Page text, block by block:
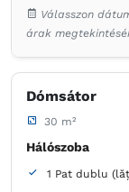
Ingyenes
Vízforraló
Válasszon
árak
Dómsátor
30 m²
Hálószoba
1 Pat dublu